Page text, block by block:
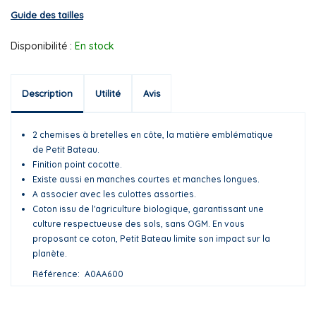
Guide des tailles
Disponibilité : En stock
Description Utilité Avis
2 chemises à bretelles en côte, la matière emblématique
de Petit Bateau.
Finition point cocotte.
Existe aussi en manches courtes et manches longues.
A associer avec les culottes assorties.
Coton issu de l'agriculture biologique, garantissant une
culture respectueuse des sols, sans OGM. En vous
proposant ce coton, Petit Bateau limite son impact sur la
planète.
Référence
A0AA600